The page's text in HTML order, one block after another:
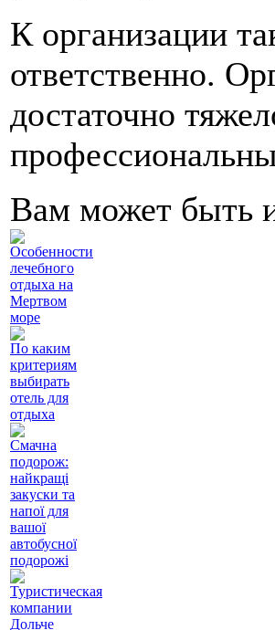
К организации
ответственно.
достаточно
Вам может быть
Особенности
лечебного
отдыха на
Мертвом
море
По каким
критериям
выбирать
отель для
отдыха
Смачна
подорож:
найкращі
закуски та
напої для
вашої
автобусної
подорожі
Туристическая
компании
Дольче